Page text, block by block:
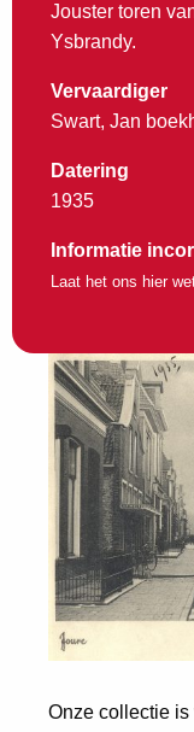
Jouster toren
Ysbrandy.
Vervaardiger
Swart, Jan
Datering
1935
Informatie
Laat het ons hier
Onze collectie is